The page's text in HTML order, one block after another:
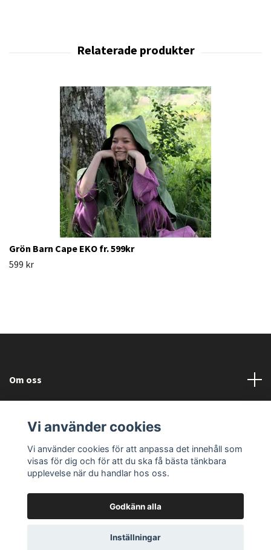
Grön Barn Cape EKO fr. 599kr
599 kr
Om oss
Sociala medier
© 2026 Fallorka Design and CompanyPowered by Quickbutik
Vi använder cookies
Vi använder cookies för att anpassa det innehåll som
visas för dig och för att du ska få bästa tänkbara
upplevelse när du handlar hos oss.
Godkänn alla
Inställningar